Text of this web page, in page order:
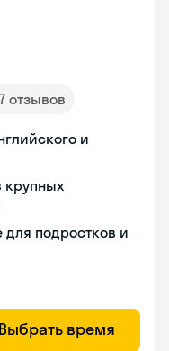
7 отзывов
и
крупных
для подростков и
Выбрать время